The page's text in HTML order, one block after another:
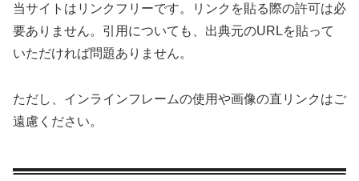
当サイトはリンクフリーです。リンクを貼る際の許可は必
要ありません。引用についても、出典元のURLを貼って
いただければ問題ありません。
ただし、インラインフレームの使用や画像の直リンクはご
遠慮ください。